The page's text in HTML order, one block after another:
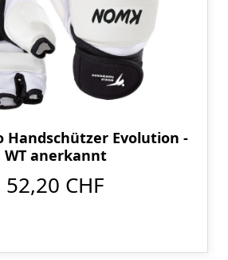
Handschützer Evolution -
WT anerkannt
52,20 CHF